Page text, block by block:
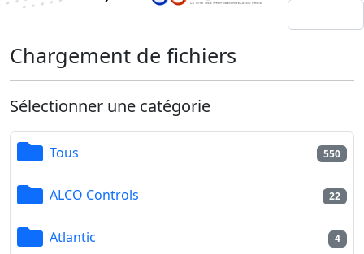
Chargement de fichiers
Sélectionner une catégorie
Tous 550
ALCO Controls 22
Atlantic 4